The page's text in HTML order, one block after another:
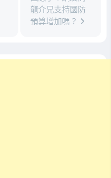
龍介兄支持國防
預算增加嗎？